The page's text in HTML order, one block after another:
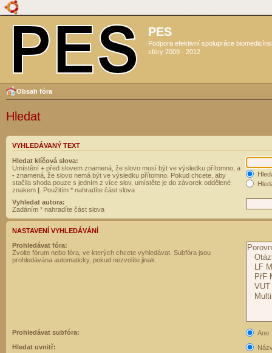
PES
Podpora efektivní spolupráce
sféry 2009 - 2012
Obsah fóra
Hledat
VYHLEDÁVANÝ TEXT
Hledat klíčová slova:
Umístění + před slovem znamená, že slovo musí být ve výsledku přítomno, a
- znamená, že slovo nemá být ve výsledku přítomno. Pokud chcete, aby
stačila shoda pouze s jedním z více slov, umístěte je do závorek oddělené
znakem | . Použitím * nahradíte část slova
Vyhledat autora:
Zadáním * nahradíte část slova
NASTAVENÍ VYHLEDÁVÁNÍ
Prohledávat fóra:
Zvolte fórum nebo fóra, ve kterých chcete vyhledávat. Subfóra jsou
prohledávána automaticky, pokud nezvolíte jinak.
Prohledávat subfóra:
Ano
Hledat uvnitř: